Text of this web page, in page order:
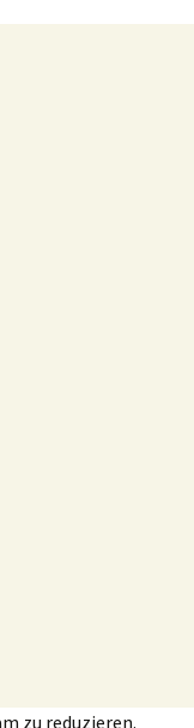
zu reduzieren.